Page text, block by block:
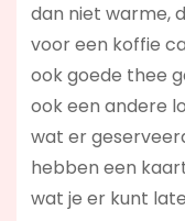
dan niet warme,
voor een koffie
ook goede thee
ook een andere
wat er
hebben een
wat je er kunt